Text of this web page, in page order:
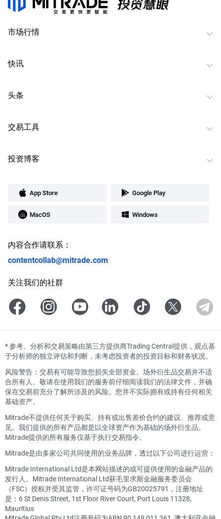
市场行情
快讯
头条
交易工具
投资博客
App Store Google Play
MacOS Windows
内容合作请联系：
contentcollab@mitrade.com
关注我们的社群
*参考、分析和交易策略由第三方提供商Trading Central提供，观点基
于分析师的独立评估和判断，未考虑投资者的投资目标和财务状况。
风险警告：交易有可能导致您损失全部资金。场外衍生品交易并不适
合所有人。敬请在使用我们的服务前仔细阅读我们的法律文件，并确
保在交易前充分了解所涉及的风险。您并不实际拥有或持有任何相关
基础资产。
Mitrade不提供任何关于购买、持有或出售差价合约的建议、推荐或意
见。我们提供的所有产品都是以全球资产作为基础的场外衍生品。
Mitrade提供的所有服务仅基于执行交易指令。
Mitrade是由多家公司共同使用的业务品牌，透过以下公司进行运营：
Mitrade International Ltd是本网站描述的或可提供使用的金融产品的
发行人。Mitrade International Ltd获毛里求斯金融服务委员会
（FSC）授权并受其监管，许可证号码为GB20025791，注册地址
是：6 St Denis Street, 1st Floor River Court, Port Louis 11328,
Mauritius